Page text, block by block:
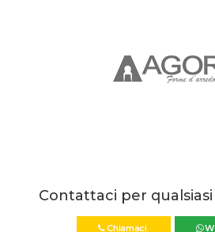
Contattaci per
Chiamaci